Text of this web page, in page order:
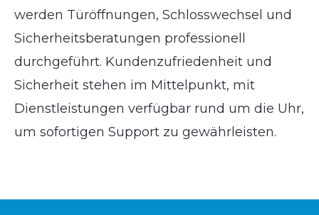
werden Türöffnungen, Schlosswechsel und
Sicherheitsberatungen professionell
durchgeführt. Kundenzufriedenheit und
Sicherheit stehen im Mittelpunkt, mit
Dienstleistungen verfügbar rund um die Uhr,
um sofortigen Support zu gewährleisten.